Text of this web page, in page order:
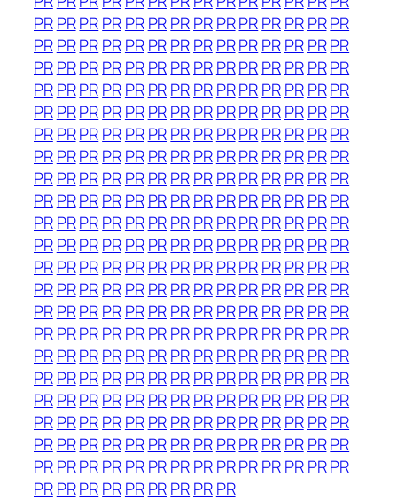
PRPRPRPRPR PRPRPRPRPRPRPR PRPR
PRPRPRPRPR PRPRPRPRPRPRPR PRPR
PRPRPRPRPR PRPRPRPRPRPRPR PRPR
PRPRPRPRPR PRPRPRPRPRPRPR PRPR
PRPRPRPRPR PRPRPRPRPRPRPR PRPR
PRPRPRPRPR PRPRPRPRPRPRPR PRPR
PRPRPRPRPR PRPRPRPRPRPRPR PRPR
PRPRPRPRPR PRPRPRPRPRPRPR PRPR
PRPRPRPRPR PRPRPRPRPRPRPR PRPR
PRPRPRPRPR PRPRPRPRPRPRPR PRPR
PRPRPRPRPR PRPRPRPRPRPRPR PRPR
PRPRPRPRPR PRPRPRPRPRPRPR PRPR
PRPRPRPRPR PRPRPRPRPRPRPR PRPR
PRPRPRPRPR PRPRPRPRPRPRPR PRPR
PRPRPRPRPR PRPRPRPRPRPRPR PRPR
PRPRPRPRPR PRPRPRPRPRPRPR PRPR
PRPRPRPRPR PRPRPRPRPRPRPR PRPR
PRPRPRPRPR PRPRPRPRPRPRPR PRPR
PRPRPRPRPR PRPRPRPRPRPRPR PRPR
PRPRPRPRPR PRPRPRPRPRPRPR PRPR
PRPRPRPRPR PRPRPRPRPRPRPR PRPR
PRPRPRPRPR PRPRPRPR